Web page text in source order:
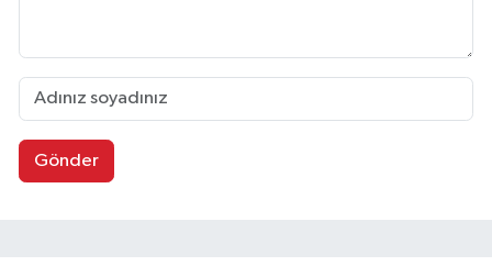
Gönder